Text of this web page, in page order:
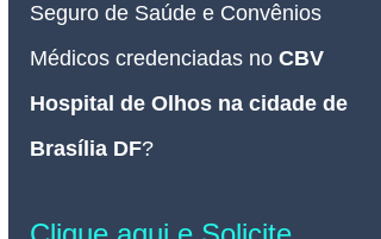
Seguro de Saúde e Convênios
Médicos credenciadas no CBV
Hospital de Olhos na cidade de
Brasília DF?